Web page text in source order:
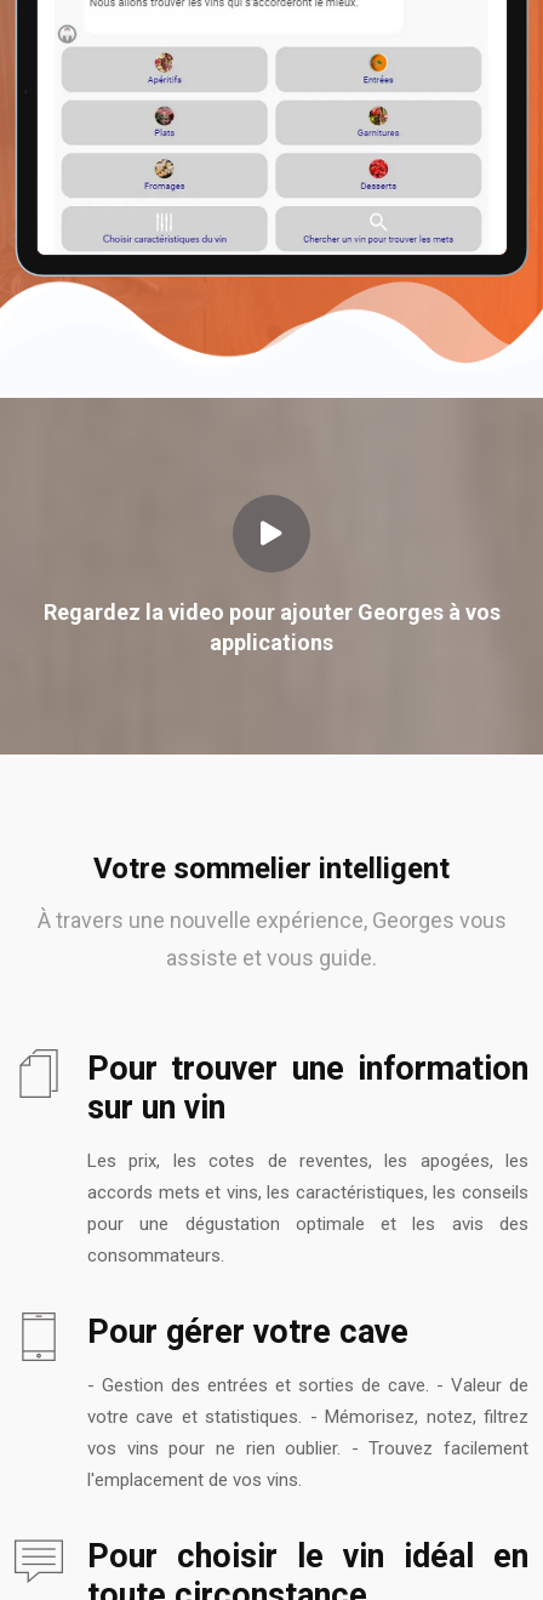
Regardez la video pour ajouter Georges à vos
applications
Votre sommelier intelligent
À travers une nouvelle expérience, Georges vous
assiste et vous guide.
Pour trouver une information
sur un vin
Les prix, les cotes de reventes, les apogées, les
accords mets et vins, les caractéristiques, les conseils
pour une dégustation optimale et les avis des
consommateurs.
Pour gérer votre cave
- Gestion des entrées et sorties de cave. - Valeur de
votre cave et statistiques. - Mémorisez, notez, filtrez
vos vins pour ne rien oublier. - Trouvez facilement
l'emplacement de vos vins.
Pour choisir le vin idéal en